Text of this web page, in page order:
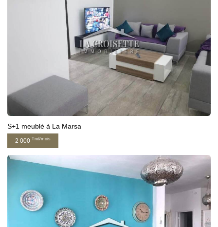
S+1 meublé à La Marsa
2 000 Tnd/mois